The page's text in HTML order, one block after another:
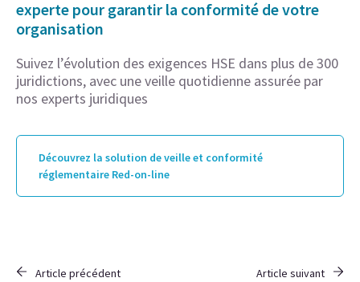
experte pour garantir la conformité de votre
organisation
Suivez l’évolution des exigences HSE dans plus de 300
juridictions, avec une veille quotidienne assurée par
nos experts juridiques
Découvrez la solution de veille et conformité
réglementaire Red-on-line
Article précédent Article suivant